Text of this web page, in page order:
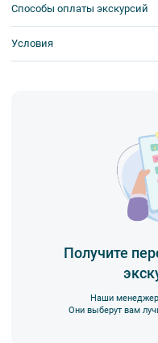
Способы оплаты экскурсий
Условия
Получите
Наши
Они выберут вам